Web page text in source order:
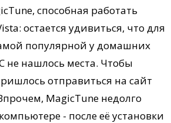
способная работать
остается удивиться, что для
популярной у домашних
не нашлось места. Чтобы
отправиться на сайт
MagicTune недолго
- после её установки